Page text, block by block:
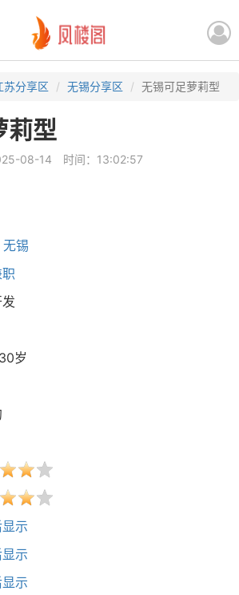
苏分享区 无锡分享区 无锡可足萝莉型
莉型
08-14 时间：13:02:57
无锡
岁
示
示
示